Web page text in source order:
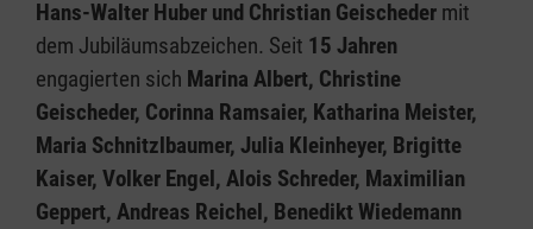
Hans-Walter Huber und Christian Geischeder mit
dem Jubiläumsabzeichen. Seit 15 Jahren
engagierten sich Marina Albert, Christine
Geischeder, Corinna Ramsaier, Katharina Meister,
Maria Schnitzlbaumer, Julia Kleinheyer, Brigitte
Kaiser, Volker Engel, Alois Schreder, Maximilian
Geppert, Andreas Reichel, Benedikt Wiedemann